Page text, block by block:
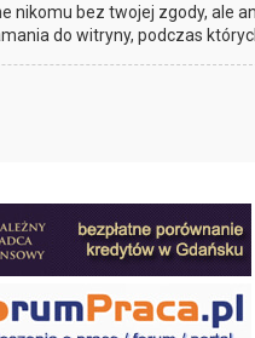
nikomu bez twojej zgody, ale
do witryny, podczas